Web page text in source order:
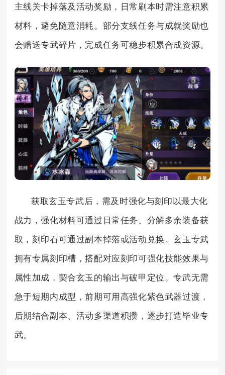
主线关卡掉落及活动奖励，日常刷本时需注意积累
材料，避免随意消耗。部分支线任务与成就奖励也
会赠送专武碎片，完成任务可稳步积累合成资源。
获取玄玉专武后，需及时强化与刻印以最大化
战力，强化材料可通过日常任务、分解多余装备获
取，刻印石可通过副本掉落或活动兑换。玄玉专武
拥有专属刻印槽，搭配对应刻印可强化技能效果与
属性加成，契合玄玉的输出与破甲定位。专武无需
急于短期内成型，前期可用高强化紫色武器过渡，
后期结合副本、活动多渠道积攒，逐步打造毕业专
武。